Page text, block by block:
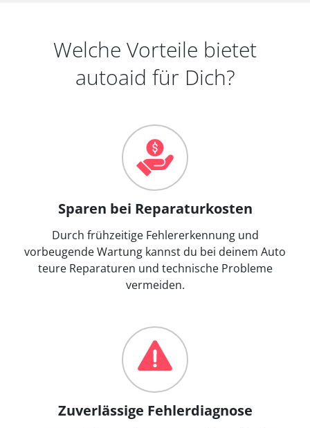
Welche Vorteile bietet
autoaid für Dich?
Sparen bei Reparaturkosten
Durch frühzeitige Fehlererkennung und
vorbeugende Wartung kannst du bei deinem Auto
teure Reparaturen und technische Probleme
vermeiden.
Zuverlässige Fehlerdiagnose